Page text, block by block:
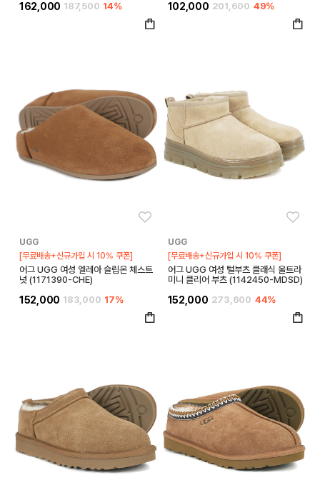
162,000 187,500 14% 102,000 201,600 49%
UGG
[무료배송+신규가입 시 10% 쿠폰]
어그 UGG 여성 엘레아 슬립온 체스트
넛 (1171390-CHE)
152,000 183,000 17%
UGG
[무료배송+신규가입 시 10% 쿠폰]
어그 UGG 여성 털부츠 클래식 울트라
미니 클리어 부츠 (1142450-MDSD)
152,000 273,600 44%